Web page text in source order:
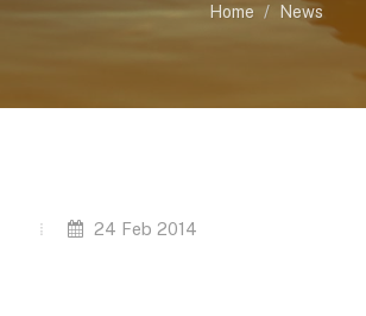
Home News
24 Feb 2014